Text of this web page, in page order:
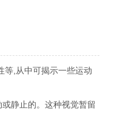
,从中可揭示一些运动
静止的。这种视觉暂留